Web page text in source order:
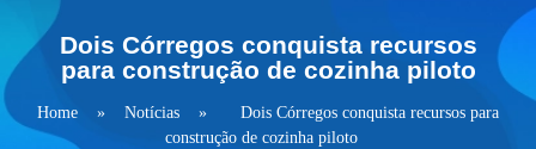
Dois Córregos conquista recursos
para construção de cozinha piloto
Home » Notícias »
Dois Córregos conquista recursos para
construção de cozinha piloto